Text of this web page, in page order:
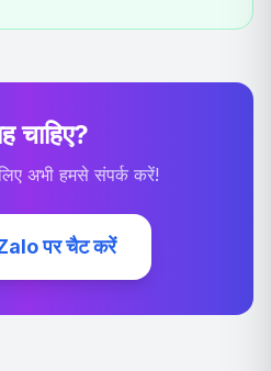
चाहिए?
अभी हमसे संपर्क करें!
पर चैट करें